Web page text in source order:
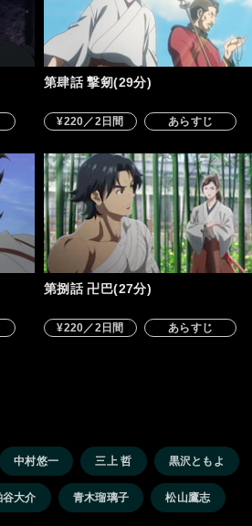
第肆話 撃剱(29分)
¥220／2日間 あらすじ
第捌話 卍巴(27分)
¥220／2日間 あらすじ
中村悠一 三上 哲 黒沢ともよ
谷大介 青木瑠璃子 松山鷹志